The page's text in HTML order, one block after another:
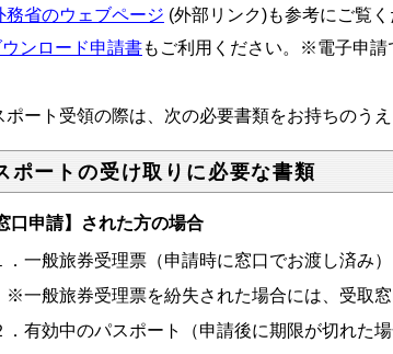
務省のウェブページ (外部リンク)も参考にご覧く
ウンロード申請書もご利用ください。※電子申請
ポート受領の際は、次の必要書類をお持ちのう
ポートの受け取りに必要な書類
口申請】された方の場合
一般旅券受理票（申請時に窓口でお渡し済み）
般旅券受理票を紛失された場合には、受取窓
有効中のパスポート（申請後に期限が切れた場